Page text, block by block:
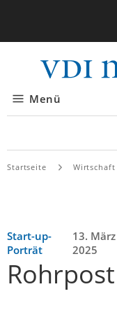
Menü
Startseite Wirtschaft
Start-up-
Porträt
13. März
2025